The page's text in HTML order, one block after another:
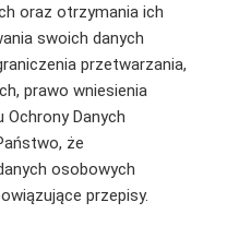
oraz otrzymania ich
swoich danych
przetwarzania,
prawo wniesienia
Ochrony Danych
że
osobowych
przepisy.